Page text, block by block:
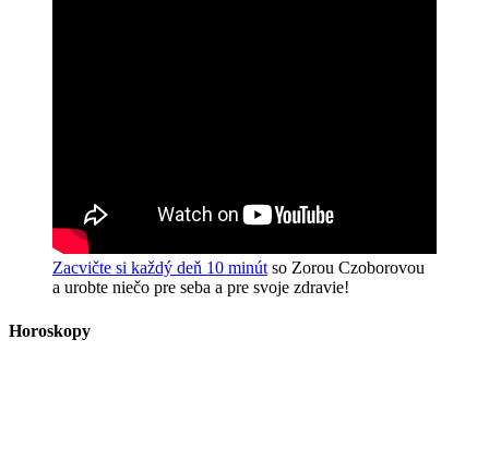
Zacvičte si každý deň 10 minút so Zorou Czoborovou
a urobte niečo pre seba a pre svoje zdravie!
Horoskopy